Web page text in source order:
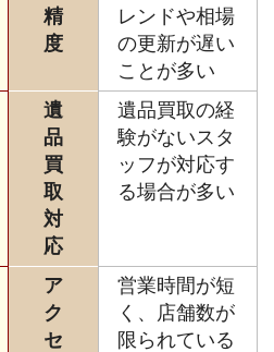
精
度
レンドや相場
の更新が遅い
ことが多い
遺
品
買
取
対
応
遺品買取の経
験がないスタ
ッフが対応す
る場合が多い
ア
ク
セ
営業時間が短
く、店舗数が
限られている